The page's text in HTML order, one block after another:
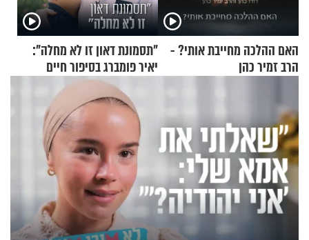
האם ההלכה מחייבת אותי? -
הרב זמיר כהן
"תסמונת דאון זו לא מחלה":
יאיר פומברג בסיפור חיים
מעורר השראה